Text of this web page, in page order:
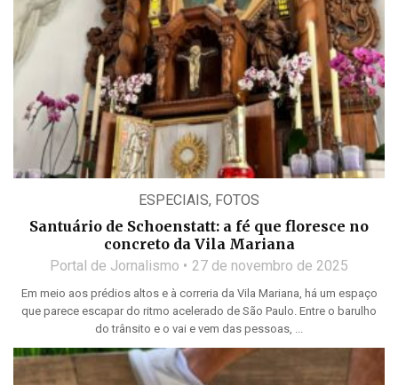
ESPECIAIS, FOTOS
Santuário de Schoenstatt: a fé que floresce no
concreto da Vila Mariana
Portal de Jornalismo 27 de novembro de 2025
Em meio aos prédios altos e à correria da Vila Mariana, há um espaço
que parece escapar do ritmo acelerado de São Paulo. Entre o barulho
do trânsito e o vai e vem das pessoas, ...